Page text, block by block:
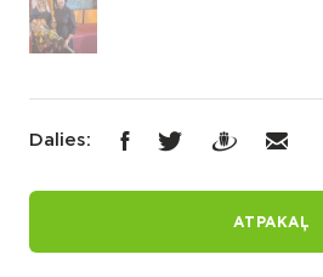
Dalies:
ATPAKAĻ